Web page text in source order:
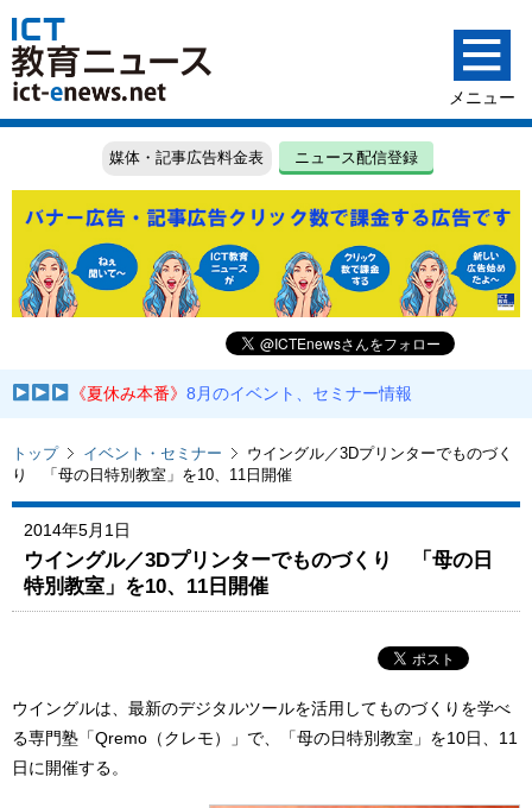
媒体・記事広告料金表 ニュース配信登録
《夏休み本番》8月のイベント、セミナー情報
トップ イベント・セミナー
ウイングル／3Dプリンターでものづく
り 「母の日特別教室」を10、11日開催
2014年5月1日
ウイングル／3Dプリンターでものづくり 「母の日
特別教室」を10、11日開催
ウイングルは、最新のデジタルツールを活用してものづくりを学べ
る専門塾「Qremo（クレモ）」で、「母の日特別教室」を10日、11
日に開催する。